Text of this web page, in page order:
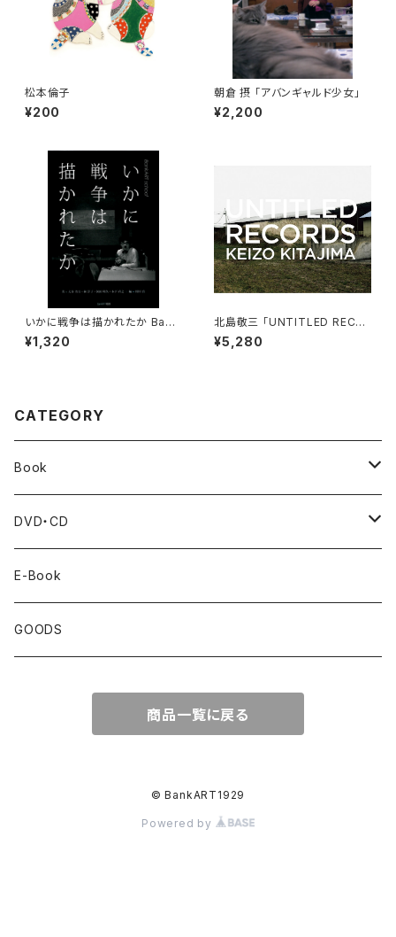
松本倫子
¥200
朝倉 摂 「アバンギャルド少女」
¥2,200
いかに戦争は描かれたか Bank
ART school
¥1,320
北島敬三 「UNTITLED RECO
RDS」
¥5,280
CATEGORY
Book
BankART1929's Activities
Artist Book
Exhibition Catalogue
DVD・CD
Cafe Live
E-Book
GOODS
商品一覧に戻る
© BankART1929
Powered by